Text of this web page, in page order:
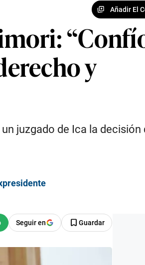
Añadir El
y
juzgado de Ica la
Seguir en Guardar